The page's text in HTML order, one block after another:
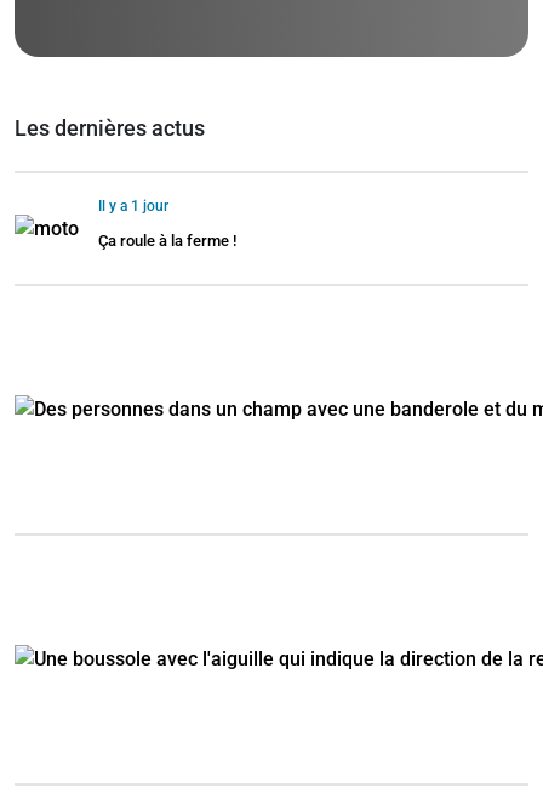
Les dernières actus
Il y a 1 jour
Ça roule à la ferme !